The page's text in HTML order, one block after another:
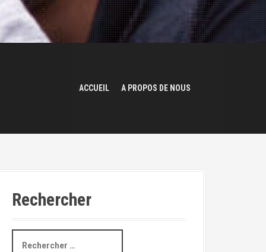
ACCUEIL A PROPOS DE NOUS
Rechercher